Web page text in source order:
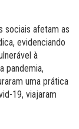
sociais afetam as
evidenciando
à
pandemia,
uma prática
19, viajaram